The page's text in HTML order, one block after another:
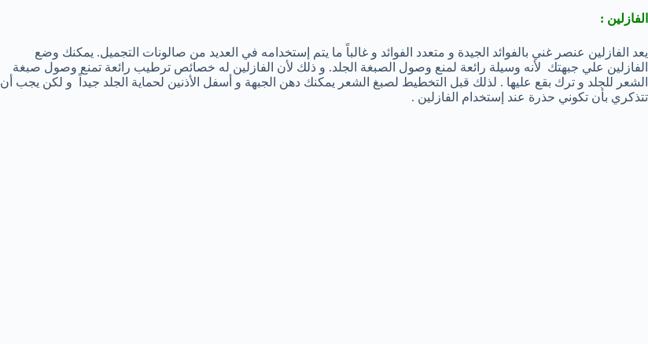
الفازلين :
يعد الفازلين عنصر غني بالفوائد الجيدة و متعدد الفوائد و غالباً ما يتم إستخدامه في العديد من صالونات التجميل. يمكنك وضع
الفازلين علي جبهتك لأنه وسيلة رائعة لمنع وصول الصبغة الجلد. و ذلك لأن الفازلين له خصائص ترطيب رائعة تمنع وصول صبغة
الشعر للجلد و ترك بقع عليها . لذلك قبل التخطيط لصبغ الشعر يمكنك دهن الجبهة و أسفل الأذنين لحماية الجلد جيداً و لكن يجب أن
تتذكري بأن تكوني حذرة عند إستخدام الفازلين .